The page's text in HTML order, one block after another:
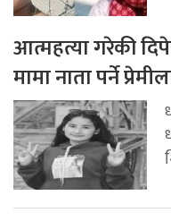
आत्महत्या गरेकी
मामा नाता पर्ने